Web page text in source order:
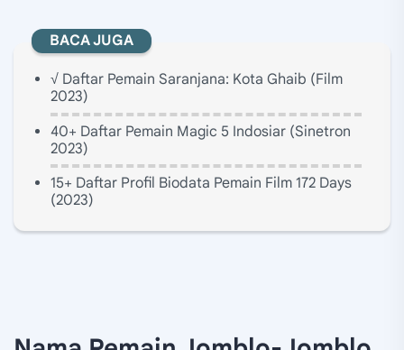
BACA JUGA
√ Daftar Pemain Saranjana: Kota Ghaib (Film
2023)
40+ Daftar Pemain Magic 5 Indosiar (Sinetron
2023)
15+ Daftar Profil Biodata Pemain Film 172 Days
(2023)